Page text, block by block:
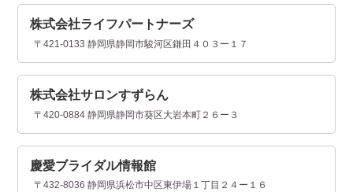
株式会社ライフパートナーズ
〒421-0133 静岡県静岡市駿河区鎌田４０３ー１７
株式会社サロンすずらん
〒420-0884 静岡県静岡市葵区大岩本町２６ー３
慶愛ブライダル情報館
〒432-8036 静岡県浜松市中区東伊場１丁目２４ー１６